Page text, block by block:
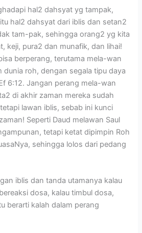
hal2 dahsyat yg tampak,
hal2 dahsyat dari iblis dan setan2
tam-pak, sehingga orang2 yg kita
keji, pura2 dan munafik, dan lihai!
berperang, terutama mela-wan
dunia roh, dengan segala tipu daya
6:12. Jangan perang mela-wan
di akhir zaman mereka sudah
lawan iblis, sebab ini kunci
Seperti Daud melawan Saul
tetapi ketat dipimpin Roh
sehingga lolos dari pedang
iblis dan tanda utamanya kalau
dosa, kalau timbul dosa,
berarti kalah dalam perang